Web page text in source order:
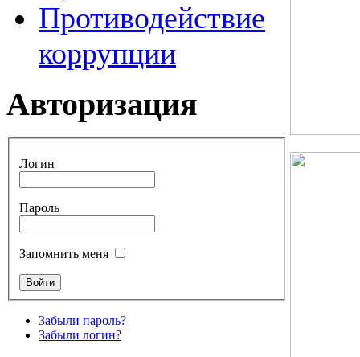
Противодействие
коррупции
Авторизация
Логин
Пароль
Запомнить меня
Забыли пароль?
Забыли логин?